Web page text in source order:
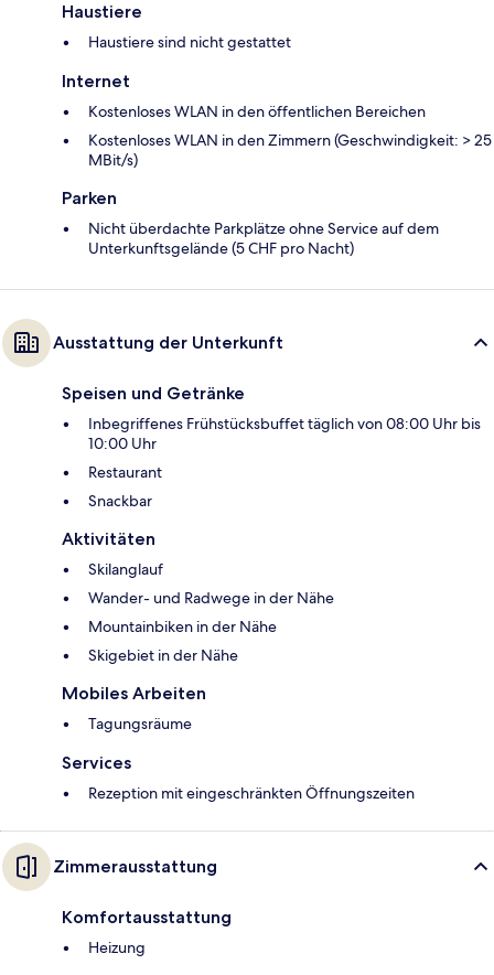
Haustiere
Haustiere sind nicht gestattet
Internet
Kostenloses WLAN in den öffentlichen Bereichen
Kostenloses WLAN in den Zimmern (Geschwindigkeit: > 25
MBit/s)
Parken
Nicht überdachte Parkplätze ohne Service auf dem
Unterkunftsgelände (5 CHF pro Nacht)
Ausstattung der Unterkunft
Speisen und Getränke
Inbegriffenes Frühstücksbuffet täglich von 08:00 Uhr bis
10:00 Uhr
Restaurant
Snackbar
Aktivitäten
Skilanglauf
Wander- und Radwege in der Nähe
Mountainbiken in der Nähe
Skigebiet in der Nähe
Mobiles Arbeiten
Tagungsräume
Services
Rezeption mit eingeschränkten Öffnungszeiten
Zimmerausstattung
Komfortausstattung
Heizung